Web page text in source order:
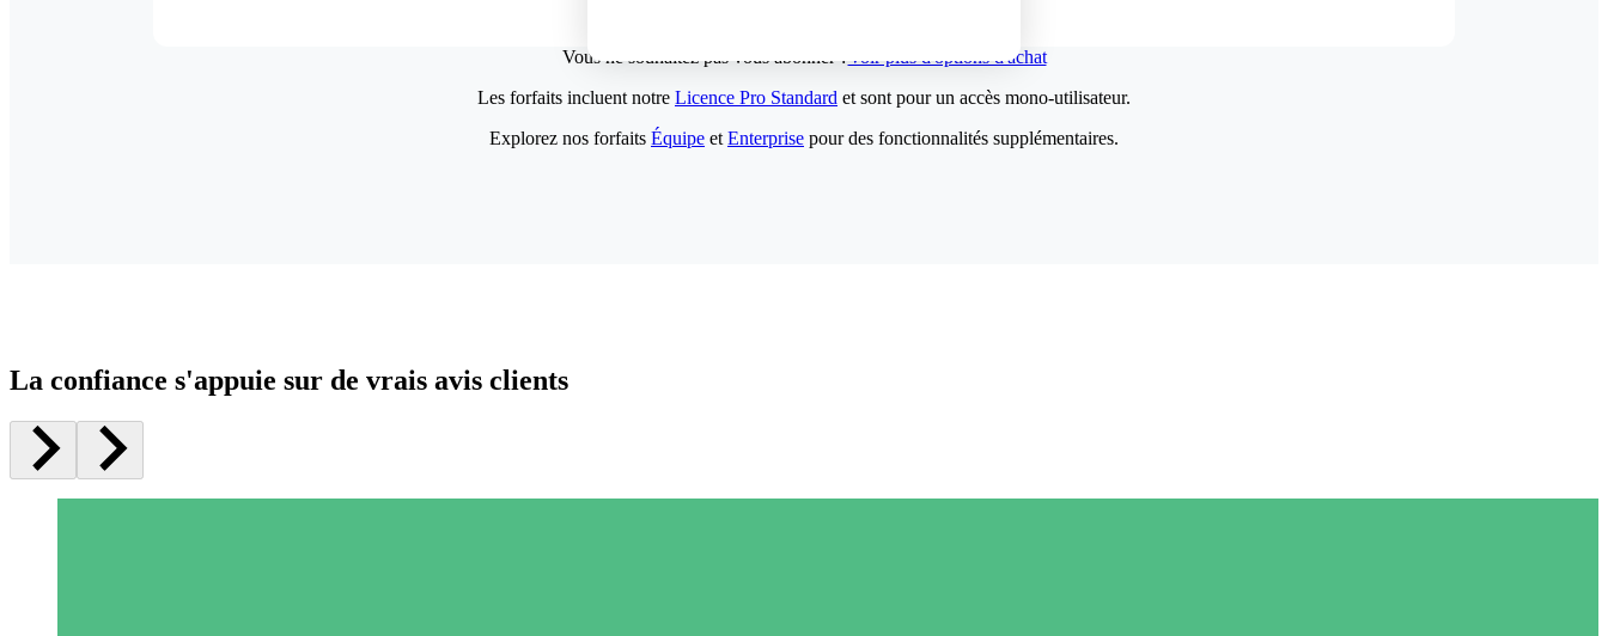
Vous ne souhaitez pas vous abonner ?Voir plus d'options d'achat
Les forfaits incluent notre Licence Pro Standard et sont pour un accès mono-utilisateur.
Explorez nos forfaits Équipe et Enterprise pour des fonctionnalités supplémentaires.
La confiance s'appuie sur de vrais avis clients